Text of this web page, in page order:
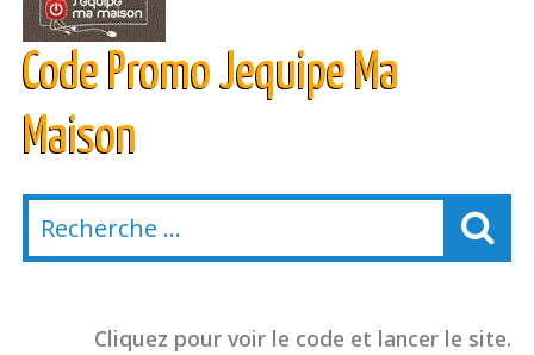
Code Promo Jequipe Ma
Maison
Cliquez pour voir le code et lancer le site.